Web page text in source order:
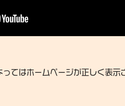
てはホームページが正しく表